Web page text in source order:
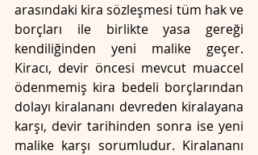
arasındaki kira sözleşmesi tüm hak ve
borçları ile birlikte yasa gereği
kendiliğinden yeni malike geçer.
Kiracı, devir öncesi mevcut muaccel
ödenmemiş kira bedeli borçlarından
dolayı kiralananı devreden kiralayana
karşı, devir tarihinden sonra ise yeni
malike karşı sorumludur. Kiralananı